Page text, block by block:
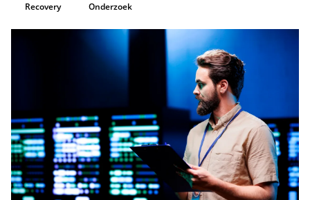
Recovery
Onderzoek